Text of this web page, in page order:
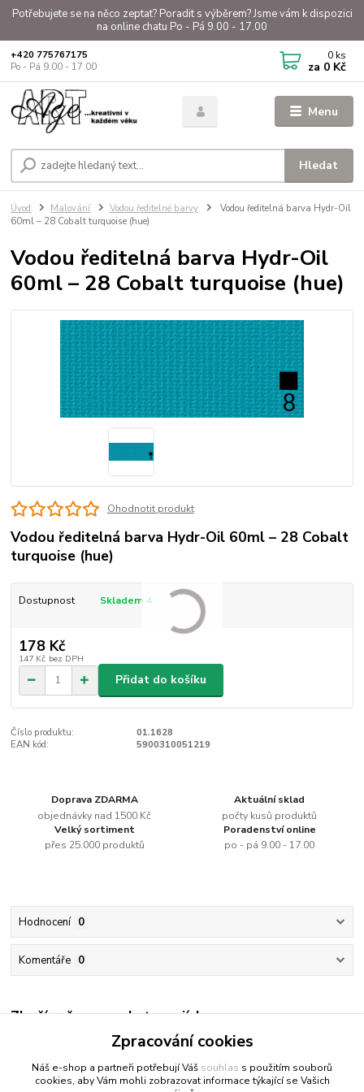
Potřebujete se na něco zeptat? Poradit s výběrem? Jsme vám k dispozici
na online chatu Po - Pá 9.00 - 17.00
Menu
Hledat
+420 775767175
Po - Pá 9.00 - 17.00
0 ks
za 0 Kč
Úvod Malování Vodou ředitelné barvy
Vodou ředitelná barva Hydr-Oil
60ml – 28 Cobalt turquoise (hue)
Vodou ředitelná barva Hydr-Oil
60ml – 28 Cobalt turquoise (hue)
Ohodnotit produkt
Vodou ředitelná barva Hydr-Oil 60ml – 28 Cobalt
turquoise (hue)
Dostupnost Skladem 4
178 Kč
147 Kč bez DPH
Přidat do košíku
Číslo produktu:
01.1628
EAN kód:
5900310051219
Doprava ZDARMA
objednávky nad 1500 Kč
Aktuální sklad
počty kusů produktů
Velký sortiment
přes 25.000 produktů
Poradenství online
po - pá 9.00 - 17.00
Hodnocení 0
Komentáře 0
Zboží zařazeno v kategoriích
Vodou ředitelné barvyZpracování cookies
Náš e-shop a partneři potřebují Váš souhlas s použitím souborů
cookies, aby Vám mohli zobrazovat informace týkající se Vašich